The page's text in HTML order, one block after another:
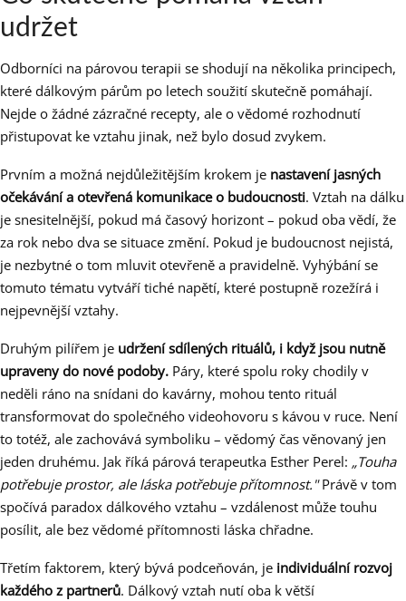
udržet
Odborníci na párovou terapii se shodují na několika principech,
které dálkovým párům po letech soužití skutečně pomáhají.
Nejde o žádné zázračné recepty, ale o vědomé rozhodnutí
přistupovat ke vztahu jinak, než bylo dosud zvykem.
Prvním a možná nejdůležitějším krokem je nastavení jasných
očekávání a otevřená komunikace o budoucnosti. Vztah na dálku
je snesitelnější, pokud má časový horizont – pokud oba vědí, že
za rok nebo dva se situace změní. Pokud je budoucnost nejistá,
je nezbytné o tom mluvit otevřeně a pravidelně. Vyhýbání se
tomuto tématu vytváří tiché napětí, které postupně rozežírá i
nejpevnější vztahy.
Druhým pilířem je udržení sdílených rituálů, i když jsou nutně
upraveny do nové podoby. Páry, které spolu roky chodily v
neděli ráno na snídani do kavárny, mohou tento rituál
transformovat do společného videohovoru s kávou v ruce. Není
to totéž, ale zachovává symboliku – vědomý čas věnovaný jen
jeden druhému. Jak říká párová terapeutka Esther Perel: „Touha
potřebuje prostor, ale láska potřebuje přítomnost."Právě v tom
spočívá paradox dálkového vztahu – vzdálenost může touhu
posílit, ale bez vědomé přítomnosti láska chřadne.
Třetím faktorem, který bývá podceňován, je individuální rozvoj
každého z partnerů. Dálkový vztah nutí oba k větší